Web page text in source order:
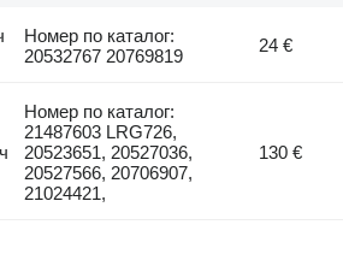
Номер по каталог:
20532767 20769819
24 €
Номер по каталог:
21487603 LRG726,
20523651, 20527036,
20527566, 20706907,
21024421,
130 €